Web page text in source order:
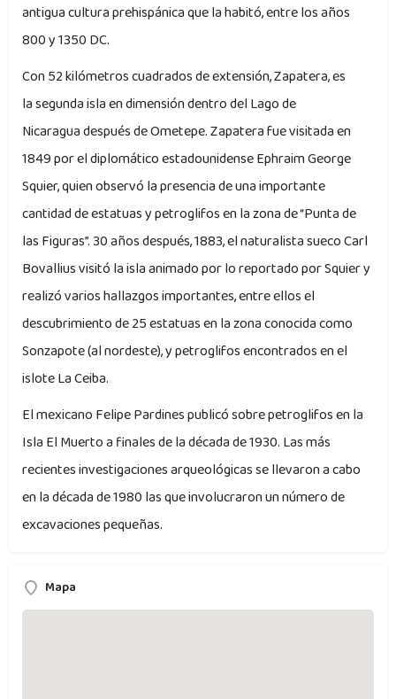
antigua cultura prehispánica que la habitó, entre los años
800 y 1350 DC.
Con 52 kilómetros cuadrados de extensión, Zapatera, es
la segunda isla en dimensión dentro del Lago de
Nicaragua después de Ometepe. Zapatera fue visitada en
1849 por el diplomático estadounidense Ephraim George
Squier, quien observó la presencia de una importante
cantidad de estatuas y petroglifos en la zona de “Punta de
las Figuras”. 30 años después, 1883, el naturalista sueco Carl
Bovallius visitó la isla animado por lo reportado por Squier y
realizó varios hallazgos importantes, entre ellos el
descubrimiento de 25 estatuas en la zona conocida como
Sonzapote (al nordeste), y petroglifos encontrados en el
islote La Ceiba.
El mexicano Felipe Pardines publicó sobre petroglifos en la
Isla El Muerto a finales de la década de 1930. Las más
recientes investigaciones arqueológicas se llevaron a cabo
en la década de 1980 las que involucraron un número de
excavaciones pequeñas.
Mapa